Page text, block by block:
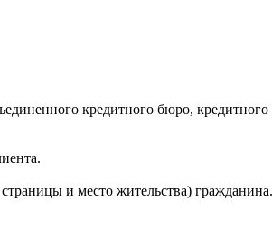
кредитного бюро,
и место жительства) гражданина.